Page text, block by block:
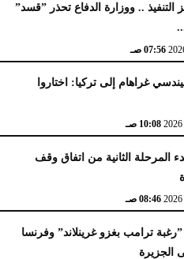
التنفيذ .. ووزارة الدفاع تحذر ”قسد”
07:56 صـ
غراهام إلى تركيا: اختاروا
10:08 صـ
المرحلة الثانية من اتفاق وقف
08:46 صـ
”رغبة ترامب بغزو غرينلاند” وفرنسا
الجزيرة